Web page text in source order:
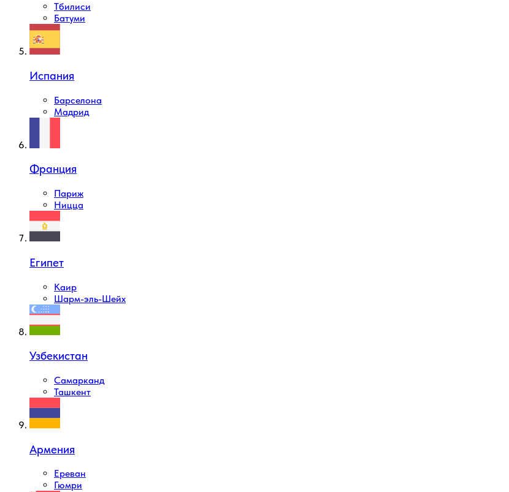
Тбилиси
Батуми
Испания
Барселона
Мадрид
Франция
Париж
Ницца
Египет
Каир
Шарм-эль-Шейх
Узбекистан
Самарканд
Ташкент
Армения
Ереван
Гюмри